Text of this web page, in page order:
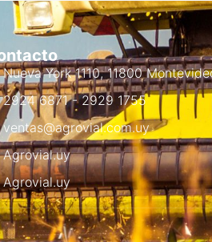
Nueva York 1110, 11800
2924 6871 - 2929 1755
ventas@agrovial.com.uy
Agrovial.uy
Agrovial.uy